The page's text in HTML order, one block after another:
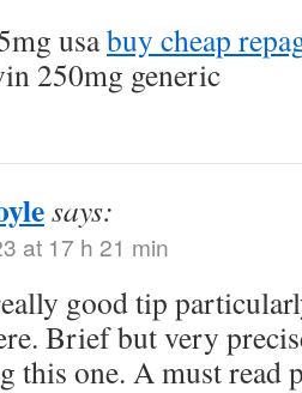
usabuy cheap
250mg generic
says:
at 17 h 21 min
good tip
Brief but very
this one. A must read